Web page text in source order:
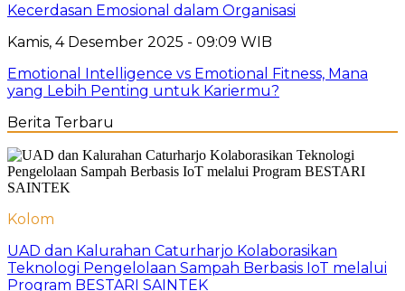
Kecerdasan Emosional dalam Organisasi
Kamis, 4 Desember 2025 - 09:09 WIB
Emotional Intelligence vs Emotional Fitness, Mana
yang Lebih Penting untuk Kariermu?
Berita Terbaru
Kolom
UAD dan Kalurahan Caturharjo Kolaborasikan
Teknologi Pengelolaan Sampah Berbasis IoT melalui
Program BESTARI SAINTEK